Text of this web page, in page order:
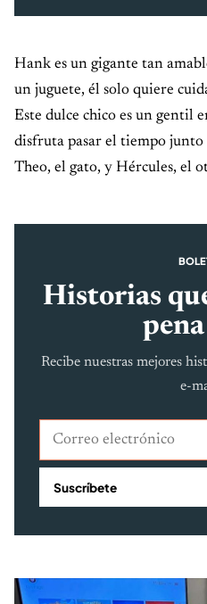
Hank es un gigante tan
un juguete, él solo quiere
Este dulce chico es un gentil
disfruta pasar el tiempo junto
Theo, el gato, y Hércules, el
Historias
Recibe nuestras mejores
e-
Correo electrónico
Suscríbete